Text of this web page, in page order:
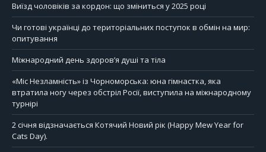
Виїзд чоловіків за кордон: що зміниться у 2025 році
Чи готові українці до територіальних поступок в обмін на мир:
опитування
Міжнародний день здоров’я душі та тіла
«Міс Незламність» із Чорноморська: юна гімнастка, яка
втратила ногу через обстріл Росії, виступила на міжнародному
турнірі
2 січня відзначається Котячий Новий рік (Happy Mew Year for
Cats Day).